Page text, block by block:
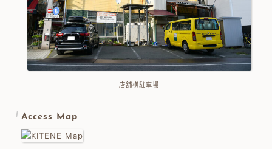
店舗横駐車場
Access Map